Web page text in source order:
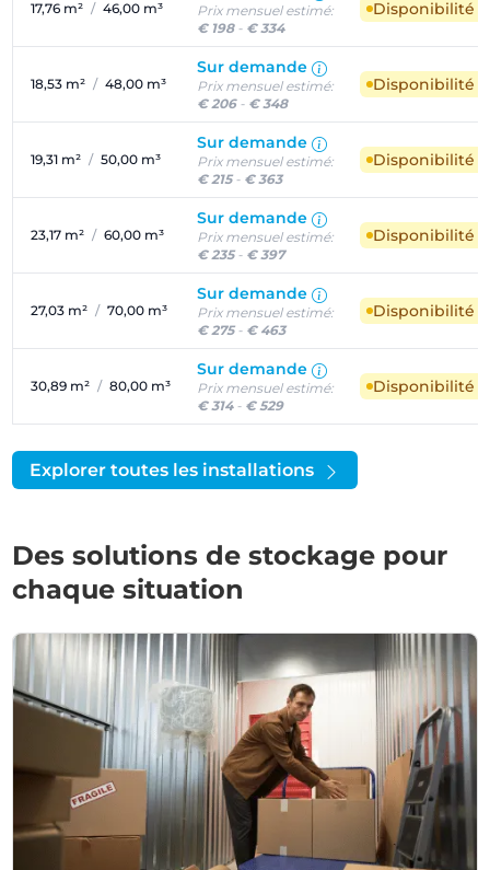
17,76 m² / 46,00 m³
Prix mensuel estimé:
€ 198- € 334
Disponibilité
18,53 m² / 48,00 m³
Sur demande
Prix mensuel estimé:
€ 206- € 348
Disponibilité
19,31 m² / 50,00 m³
Sur demande
Prix mensuel estimé:
€ 215- € 363
Disponibilité
23,17 m² / 60,00 m³
Sur demande
Prix mensuel estimé:
€ 235- € 397
Disponibilité
27,03 m² / 70,00 m³
Sur demande
Prix mensuel estimé:
€ 275- € 463
Disponibilité
30,89 m² / 80,00 m³
Sur demande
Prix mensuel estimé:
€ 314- € 529
Disponibilité
Explorer toutes les installations
Des solutions de stockage pour
chaque situation